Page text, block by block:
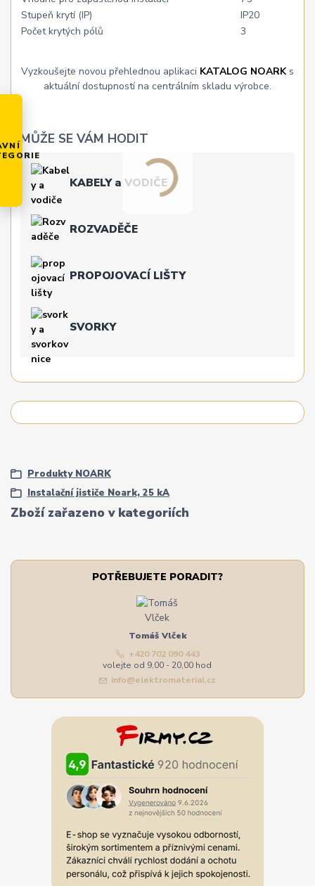
Stupeň krytí (IP)
IP20
Počet krytých pólů
3
Vyzkoušejte novou přehlednou aplikaci KATALOG NOARKs
aktuální dostupností na centrálním skladu výrobce.
MŮŽE SE VÁM HODIT
KABELY a VODIČE
ROZVADĚČE
PROPOJOVACÍ LIŠTY
SVORKY
Zboží zařazeno v kategoriích
Produkty NOARK
Instalační jističe Noark, 25 kA
POTŘEBUJETE PORADIT?
Tomáš Vlček
+420 702 090 443
volejte od 9,00 - 20,00 hod
info@elektromaterial.cz